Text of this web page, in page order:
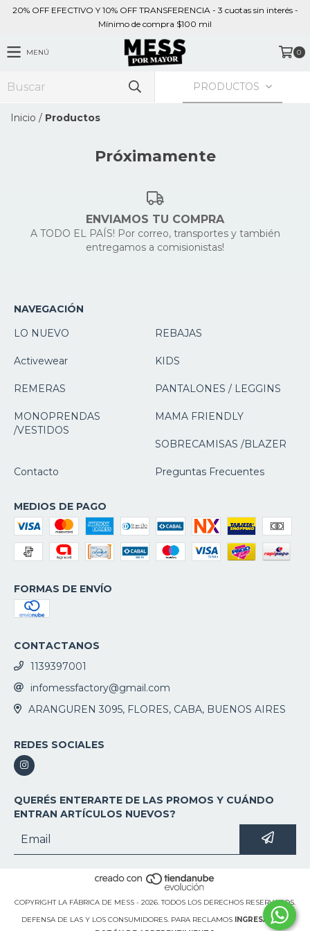
20% OFF EFECTIVO Y 10% OFF TRANSFERENCIA - 3 cuotas sin interés -
Mínimo de compra $100 mil
MENÚ 0
PRODUCTOS
Inicio / Productos
Próximamente
ENVIAMOS TU COMPRA
A TODO EL PAÍS! Por correo, transportes y también
entregamos a comisionistas!
NAVEGACIÓN
LO NUEVO
REBAJAS
Activewear KIDS
REMERAS PANTALONES / LEGGINS
MONOPRENDAS
/VESTIDOS
MAMA FRIENDLY
SOBRECAMISAS /BLAZER
Contacto Preguntas Frecuentes
MEDIOS DE PAGO
FORMAS DE ENVÍO
CONTACTANOS
1139397001
infomessfactory@gmail.com
ARANGUREN 3095, FLORES, CABA, BUENOS AIRES
REDES SOCIALES
QUERÉS ENTERARTE DE LAS PROMOS Y CUÁNDO
ENTRAN ARTÍCULOS NUEVOS?
COPYRIGHT LA FÁBRICA DE MESS - 2026. TODOS LOS DERECHOS RESERVADOS.
DEFENSA DE LAS Y LOS CONSUMIDORES. PARA RECLAMOS INGRESÁ ACÁ.